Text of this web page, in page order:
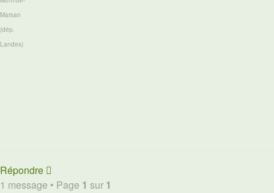
Marsan
(dép.
Landes)
Répondre
1 message • Page 1 sur 1